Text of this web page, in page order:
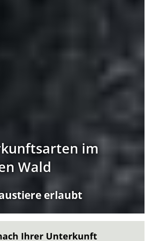
im
Wald
erlaubt
Ihrer Unterkunft